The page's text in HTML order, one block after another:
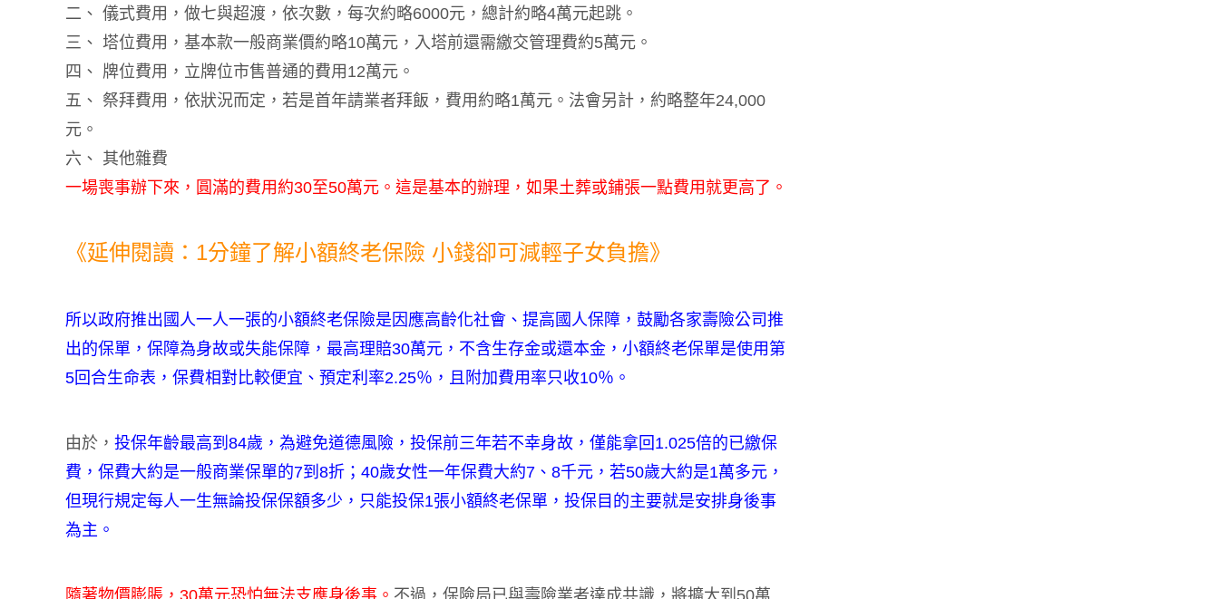
二、 儀式費用，做七與超渡，依次數，每次約略6000元，總計約略4萬元起跳。
三、 塔位費用，基本款一般商業價約略10萬元，入塔前還需繳交管理費約5萬元。
四、 牌位費用，立牌位市售普通的費用12萬元。
五、 祭拜費用，依狀況而定，若是首年請業者拜飯，費用約略1萬元。法會另計，約略整年24,000
元。
六、 其他雜費
一場喪事辦下來，圓滿的費用約30至50萬元。這是基本的辦理，如果土葬或鋪張一點費用就更高了。
《延伸閱讀：1分鐘了解小額終老保險 小錢卻可減輕子女負擔》
所以政府推出國人一人一張的小額終老保險是因應高齡化社會、提高國人保障，鼓勵各家壽險公司推
出的保單，保障為身故或失能保障，最高理賠30萬元，不含生存金或還本金，小額終老保單是使用第
5回合生命表，保費相對比較便宜、預定利率2.25％，且附加費用率只收10％。
由於， 投保年齡最高到84歲，為避免道德風險，投保前三年若不幸身故，僅能拿回1.025倍的已繳保
費，保費大約是一般商業保單的7到8折；40歲女性一年保費大約7、8千元，若50歲大約是1萬多元，
但現行規定每人一生無論投保保額多少，只能投保1張小額終老保單，投保目的主要就是安排身後事
為主。